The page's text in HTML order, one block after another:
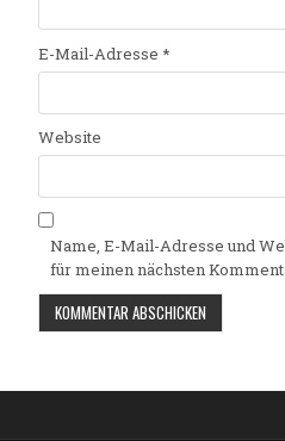
E-Mail-Adresse *
Website
Name, E-Mail-Adresse und
für meinen nächsten